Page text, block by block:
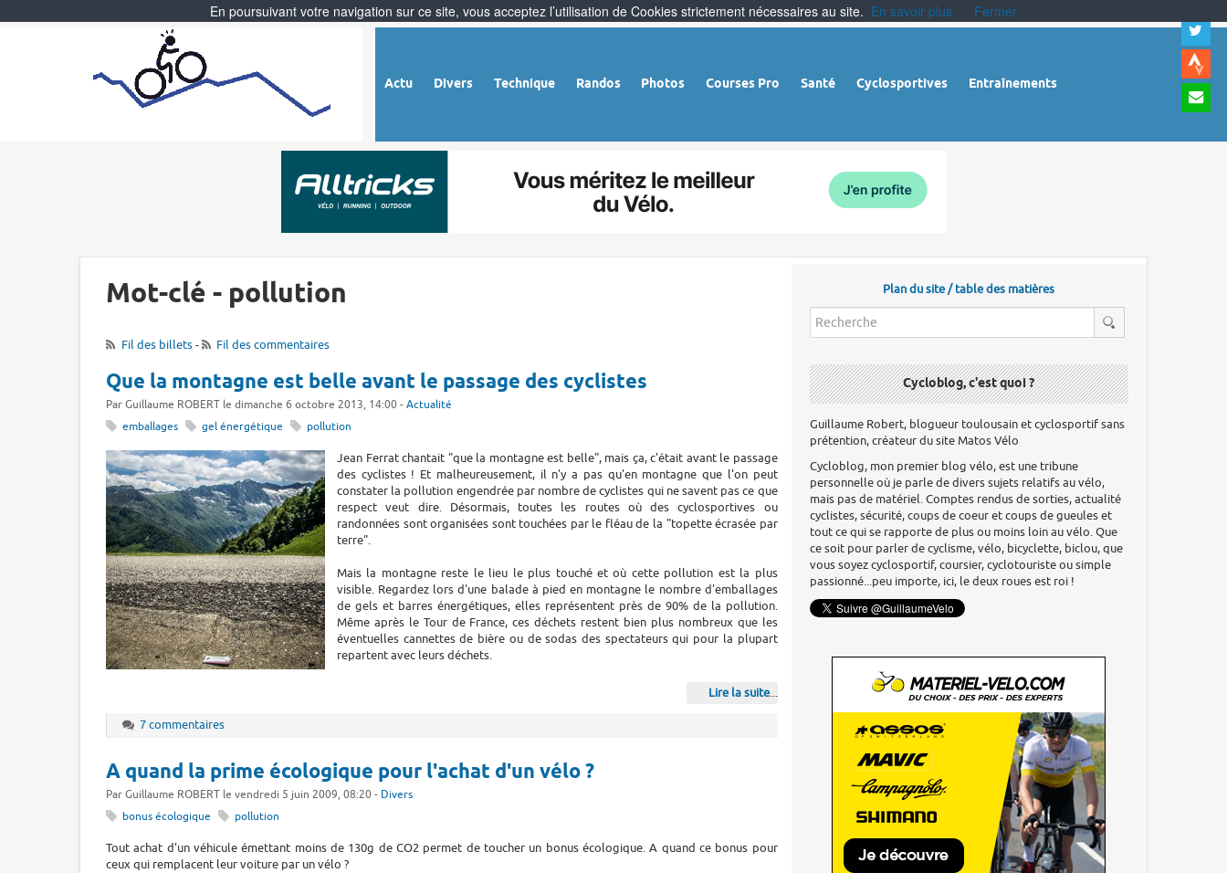
Actu Divers Technique Randos Photos Courses Pro Santé Cyclosportives Entraînements
à
Mot-clé - pollution
Fil des billets- Fil des commentaires
Que la montagne est belle avant le passage des cyclistes
Par Guillaume ROBERT le dimanche 6 octobre 2013, 14:00 - Actualité
emballages
gel énergétique pollution
Jean Ferrat chantait "que la montagne est belle", mais ça, c'était avant le passage
des cyclistes ! Et malheureusement, il n'y a pas qu'en montagne que l'on peut
constater la pollution engendrée par nombre de cyclistes qui ne savent pas ce que
respect veut dire. Désormais, toutes les routes où des cyclosportives ou
randonnées sont organisées sont touchées par le fléau de la "topette écrasée par
terre".
Mais la montagne reste le lieu le plus touché et où cette pollution est la plus
visible. Regardez lors d'une balade à pied en montagne le nombre d'emballages
de gels et barres énergétiques, elles représentent près de 90% de la pollution.
Même après le Tour de France, ces déchets restent bien plus nombreux que les
éventuelles cannettes de bière ou de sodas des spectateurs qui pour la plupart
repartent avec leurs déchets.
Lire la suite...
7 commentaires
A quand la prime écologique pour l'achat d'un vélo ?
Par Guillaume ROBERT le vendredi 5 juin 2009, 08:20 - Divers
bonus écologique
pollution
Tout achat d'un véhicule émettant moins de 130g de CO2 permet de toucher un bonus écologique. A quand ce bonus pour
ceux qui remplacent leur voiture par un vélo ?
Plan du site / table des matières
Cycloblog, c'est quoi ?
Guillaume Robert, blogueur toulousain et cyclosportif sans
prétention, créateur du site Matos Vélo
Cycloblog, mon premier blog vélo, est une tribune
personnelle où je parle de divers sujets relatifs au vélo,
mais pas de matériel. Comptes rendus de sorties, actualité
cyclistes, sécurité, coups de coeur et coups de gueules et
tout ce qui se rapporte de plus ou moins loin au vélo. Que
ce soit pour parler de cyclisme, vélo, bicyclette, biclou, que
vous soyez cyclosportif, coursier, cyclotouriste ou simple
passionné...peu importe, ici, le deux roues est roi !
En poursuivant votre navigation sur ce site, vous acceptez l’utilisation de Cookies strictement nécessaires au site. En savoir plus Fermer